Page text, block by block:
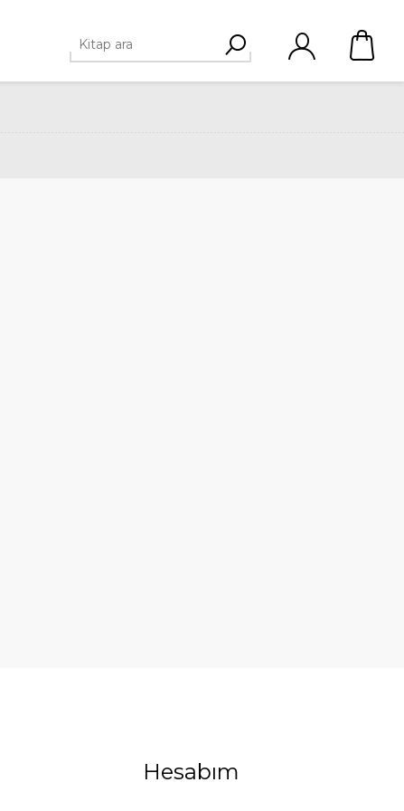
Hesabım